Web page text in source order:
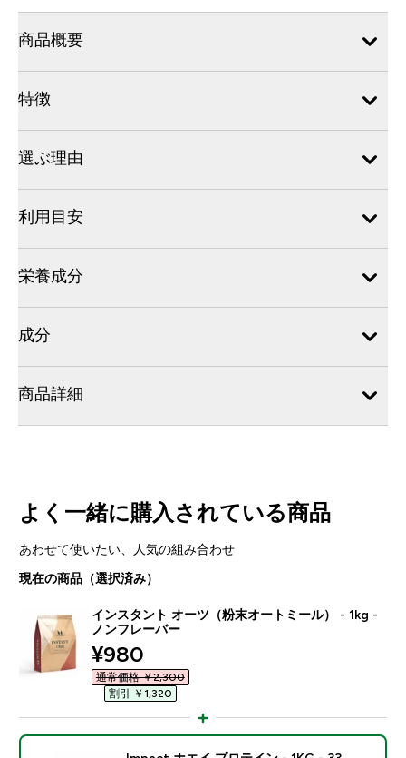
商品概要
特徴
選ぶ理由
利用目安
栄養成分
成分
商品詳細
よく一緒に購入されている商品
あわせて使いたい、人気の組み合わせ
現在の商品（選択済み）
インスタント オーツ（粉末オートミール） - 1kg -
ノンフレーバー
discounted price
¥980‎
通常価格 ￥2,300‎
割引 ￥1,320‎